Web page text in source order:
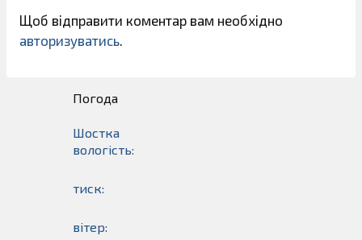
Щоб відправити коментар вам необхідно
авторизуватись.
Погода
Шостка
вологість:
тиск:
вітер: